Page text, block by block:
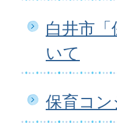
白井市
いて
保育コ